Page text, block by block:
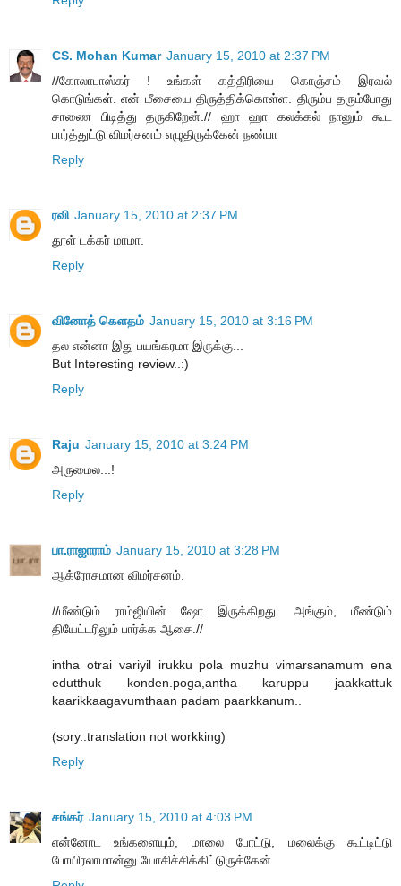
CS. Mohan Kumar January 15, 2010 at 2:37 PM
//கோலாபாஸ்கர் ! உங்கள் கத்திரியை கொஞ்சம் இரவல்
கொடுங்கள். என் மீசையை திருத்திக்கொள்ள. திரும்ப தரும்போது
சாணை பிடித்து தருகிறேன்.// ஹா ஹா கலக்கல் நானும் கூட
பார்த்துட்டு விமர்சனம் எழுதிருக்கேன் நண்பா
Reply
ரவி January 15, 2010 at 2:37 PM
தூள் டக்கர் மாமா.
Reply
வினோத் கெளதம் January 15, 2010 at 3:16 PM
தல என்னா இது பயங்கரமா இருக்கு...
But Interesting review..:)
Reply
Raju January 15, 2010 at 3:24 PM
அருமைல...!
Reply
பா.ராஜாராம் January 15, 2010 at 3:28 PM
ஆக்ரோசமான விமர்சனம்.
//மீண்டும் ராம்ஜியின் ஷோ இருக்கிறது. அங்கும், மீண்டும்
தியேட்டரிலும் பார்க்க ஆசை.//
intha otrai variyil irukku pola muzhu vimarsanamum ena
edutthuk konden.poga,antha karuppu jaakkattuk
kaarikkaagavumthaan padam paarkkanum..
(sory..translation not workking)
Reply
சங்கர் January 15, 2010 at 4:03 PM
என்னோட உங்களையும், மாலை போட்டு, மலைக்கு கூட்டிட்டு
போயிரலாமான்னு யோசிச்சிக்கிட்டுருக்கேன்